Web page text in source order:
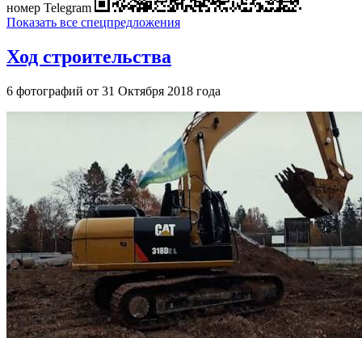
номер Telegram
Показать все спецпредложения
Ход строительства
6 фотографий от 31 Октября 2018 года